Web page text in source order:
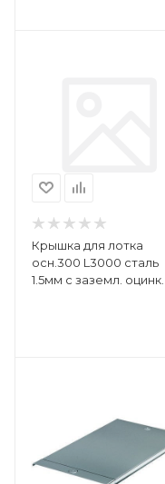
Крышка для лотка
осн.300 L3000 сталь
1.5мм с заземл. оцинк.